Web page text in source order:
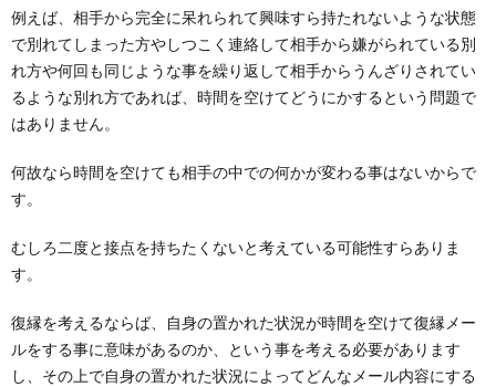
例えば、相手から完全に呆れられて興味すら持たれないような状態
で別れてしまった方やしつこく連絡して相手から嫌がられている別
れ方や何回も同じような事を繰り返して相手からうんざりされてい
るような別れ方であれば、時間を空けてどうにかするという問題で
はありません。
何故なら時間を空けても相手の中での何かが変わる事はないからで
す。
むしろ二度と接点を持ちたくないと考えている可能性すらありま
す。
復縁を考えるならば、自身の置かれた状況が時間を空けて復縁メー
ルをする事に意味があるのか、という事を考える必要があります
し、その上で自身の置かれた状況によってどんなメール内容にする